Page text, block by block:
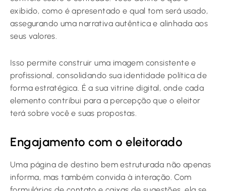
exibido, como é apresentado e qual tom será usado,
assegurando uma narrativa autêntica e alinhada aos
seus valores.
Isso permite construir uma imagem consistente e
profissional, consolidando sua identidade política de
forma estratégica. É a sua vitrine digital, onde cada
elemento contribui para a percepção que o eleitor
terá sobre você e suas propostas.
Engajamento com o eleitorado
Uma página de destino bem estruturada não apenas
informa, mas também convida à interação. Com